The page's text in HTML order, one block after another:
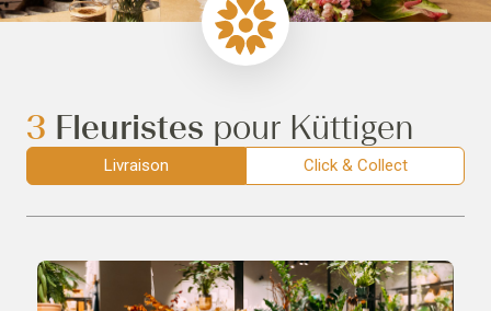
3 Fleuristes pour Küttigen
Livraison Click & Collect